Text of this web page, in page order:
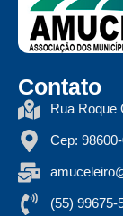
Contato
Rua
Cep:
(55) 99675-